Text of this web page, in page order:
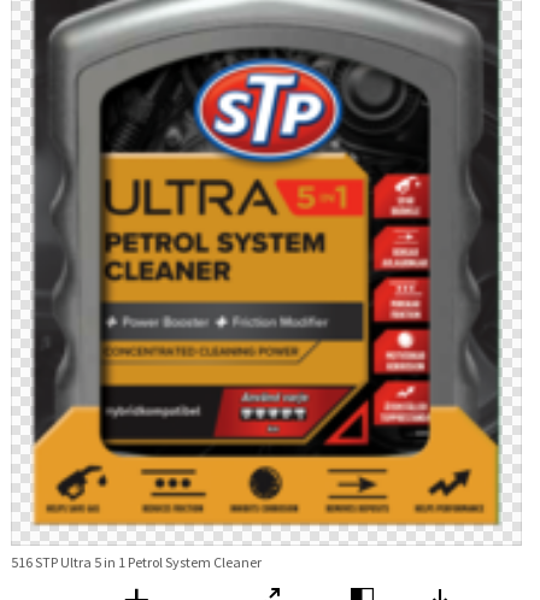
516 STP Ultra 5 in 1 Petrol System Cleaner